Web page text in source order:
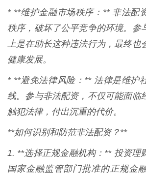
* **维护金融市场秩序：** 非法配
秩序，破坏了公平竞争的环境。参
上是在助长这种违法行为，最终也
健康发展。
* **避免法律风险：** 法律是维护
线。参与非法配资，不仅可能面临
触犯法律，付出沉重的代价。
**如何识别和防范非法配资？**
1. **选择正规金融机构：** 投资理
国家金融监管部门批准的正规金